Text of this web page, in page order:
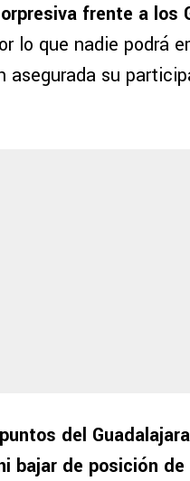
frente a los
lo que nadie podrá
asegurada su
del
bajar de posición